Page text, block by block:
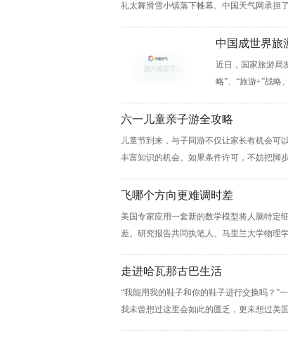
礼太舞滑雪小镇落下帷幕。中国天气网承担
中国成世界旅
近日，国家旅游局
略”、“旅游+”战略
六一儿童亲子游全攻略
儿童节到来，与子同游不仅让家长有机会可
丰富知识的机会。如果条件许可，不妨把脚
飞哪个方向更难调时差
美国专家应用一套新的数学模型将人脑特定
差。研究报告共同执笔人、马里兰大学物理
走进哈瓦那古巴生活
“我能用我的鞋子和你的鞋子进行交换吗？”
我未曾想过这里会如此的匮乏，更未想过美